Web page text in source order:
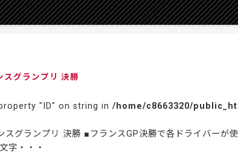
スグランプリ 決勝
"ID" on string in /home/c8663320/
スグランプリ 決勝 ■フランスGP決勝で各ドライバー
字・・・